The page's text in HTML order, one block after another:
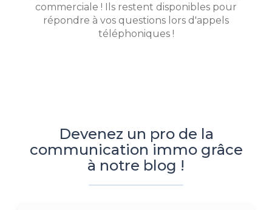
commerciale ! Ils restent disponibles pour
répondre à vos questions lors d'appels
téléphoniques !
Devenez un pro de la
communication immo grâce
à notre blog !